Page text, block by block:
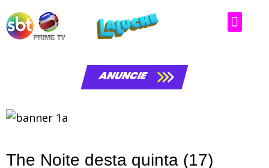
ANUNCIE
The Noite desta quinta (17)